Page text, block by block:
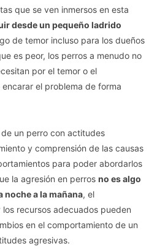
que se ven inmersos en esta
desde un pequeño ladrido
de temor incluso para los dueños
es peor, los perros a menudo no
por el temor o el
el problema de forma
un perro con actitudes
y comprensión de las causas
para poder abordarlos
la agresión en perros no es algo
noche a la mañana, el
recursos adecuados pueden
en el comportamiento de un
agresivas.